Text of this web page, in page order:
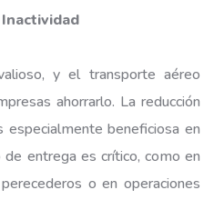
y el transporte aéreo
ahorrarlo. La reducción
beneficiosa en
entrega es crítico, como en
o en operaciones